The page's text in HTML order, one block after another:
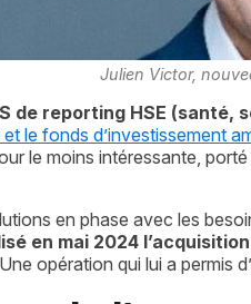
Julien Victor,
de reporting HSE
le fonds d’investissement
le moins intéressante,
en phase avec les
en mai 2024
Une opération qui lui a permis